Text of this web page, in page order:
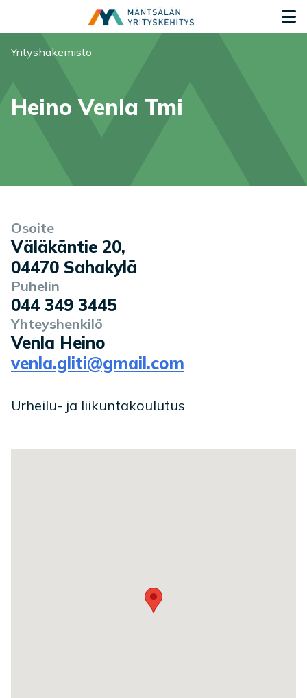
Olet tässä:
Yrityshakemisto
Heino Venla Tmi
Yrityksen tiedot
Osoite
Väläkäntie 20,
04470 Sahakylä
Puhelin
044 349 3445
Yhteyshenkilö
Venla Heino
venla.gliti@gmail.com
Palvelukuvaus
Urheilu- ja liikuntakoulutus